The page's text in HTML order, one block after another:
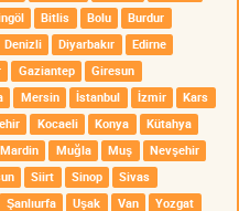
Bitlis Bolu
Burdur
Denizli Diyarbakır
Edirne
Gaziantep
Giresun
Mersin İstanbul İzmir
Kars
Kocaeli Konya
Kütahya
Mardin Muğla Muş
Nevşehir
Siirt Sinop
Sivas
Şanlıurfa Uşak Van Yozgat